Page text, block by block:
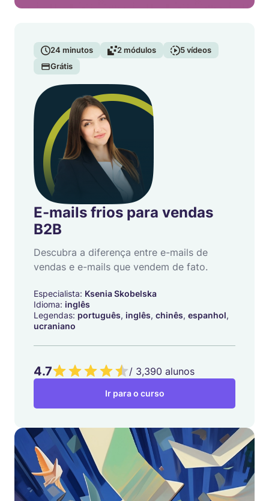
24 minutos 2módulos 5vídeos
Grátis
E-mails frios para vendas
B2B
Descubra a diferença entre e-mails de
vendas e e-mails que vendem de fato.
Especialista: Ksenia Skobelska
Idioma: inglês
Legendas: português, inglês, chinês, espanhol,
ucraniano
Ir para o curso
4.7 / 3,390 alunos